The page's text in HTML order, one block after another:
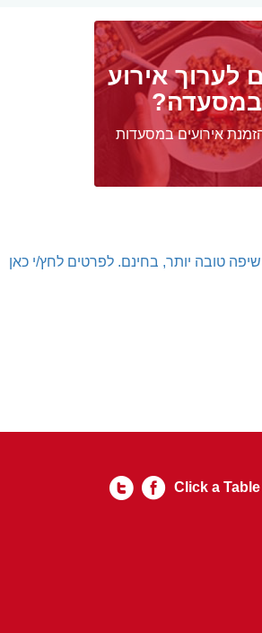
לערוך אירוע
במסעדה?
אירועים במסעדות
טובה יותר, בחינם. לפרטים לחץ/י כאן
Click a Table